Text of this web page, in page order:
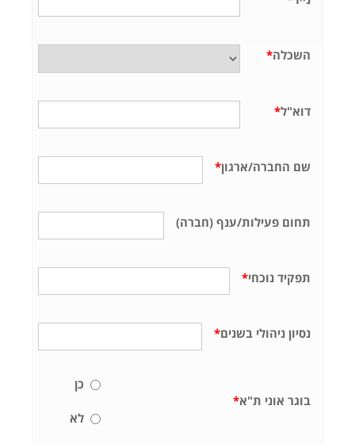
*השכלה
*דוא"ל
*שם החברה/ארגון
תחום פעילות/ענף (חברה)
*תפקיד נוכחי
*נסיון ניהולי בשנים
*בוגר אוני ת"א
כן
לא